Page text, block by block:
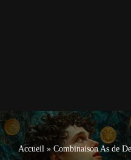
Accueil » Combinaison As de